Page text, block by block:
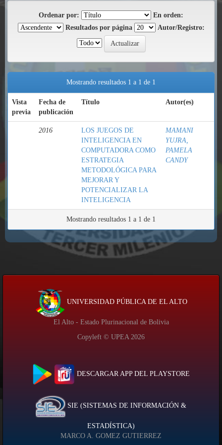
Ordenar por:
En orden:
Resultados por página
Autor/Registro:
Mostrando resultados 1 a 1 de 1
Vista
previa
Fecha de
publicación
Título Autor(es)
2016
LOS JUEGOS DE
INTELIGENCIA EN
COMPUTADORA COMO
ESTRATEGIA
METODOLÓGICA PARA
MEJORAR Y
POTENCIALIZAR LA
INTELIGENCIA
MAMANI
YUJRA,
PAMELA
CANDY
Mostrando resultados 1 a 1 de 1
UNIVERSIDAD PÚBLICA DE EL ALTO
El Alto - Estado Plurinacional de Bolivia
Copyleft © UPEA 2026
DESCARGAR APP DEL PLAYSTORE
SIE (SISTEMAS DE INFORMACIÓN &
ESTADÍSTICA)
MARCO A. GOMEZ GUTIERREZ